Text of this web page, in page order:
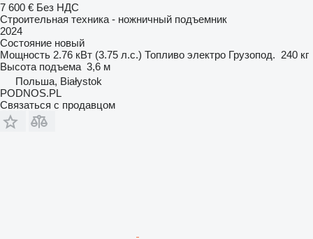
7 600 € Без НДС
Строительная техника - ножничный подъемник
2024
Состояние новый
Мощность 2.76 кВт (3.75 л.с.) Топливо электро Грузопод. 240 кг
Высота подъема 3,6 м
Польша, Białystok
PODNOS.PL
Связаться с продавцом